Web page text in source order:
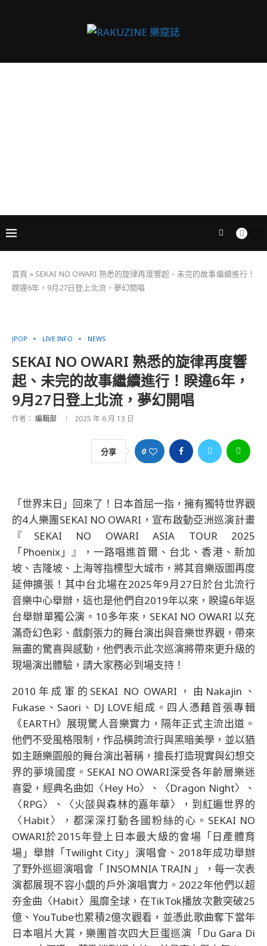
首頁 » SEKAI NO OWARI 熟悉的旋律再度響起、未完的故事繼續進行！
睽違6年，9月27日登上北流，夢幻開唱
JPOP LIVE INFO NEWS
SEKAI NO OWARI 熟悉的旋律再度響
起、未完的故事繼續進行！睽違6年，
9月27日登上北流，夢幻開唱
作者： 編輯部 2025 年 6 月 13 日
分享 0
「世界末日」回來了！日本首屈一指，擁有獨特世界觀
的4人樂團SEKAI NO OWARI，宣布啟動亞洲巡演計畫
『SEKAI NO OWARI ASIA TOUR 2025
「Phoenix」』，一路唱進首爾、台北、香港、新加
坡、吉隆坡、上海等指標型大城市，將其音樂版圖再度
延伸擴張！其中台北場在2025年9月27日於台北流行
音樂中心舉辦，這也是他們自2019年以來，睽違6年返
台舉辦單獨公演。10多年來，SEKAI NO OWARI 以充
滿奇幻色彩、戲劇張力的舞台演出與音樂世界觀，帶來
無盡的驚喜與感動，他們表示此次巡演將帶來更升級的
現場演出體驗，請大家務必到場支持！
2010年成軍的SEKAI NO OWARI，由Nakajin、
Fukase、Saori、DJ LOVE組成。四人憑藉首張專輯
《EARTH》展現驚人音樂實力，隔年正式主流出道。
他們不受風格限制，作品橫跨流行與黑暗美學，並以猶
如主題樂園般的舞台演出著稱，擅長打造現實與幻想交
界的夢境國度。SEKAI NO OWARI深受各年齡層樂迷
喜愛，經典名曲如〈Hey Ho〉、〈Dragon Night〉、
〈RPG〉、〈火燄與森林的嘉年華〉，到紅遍世界的
〈Habit〉，都深深打動各國粉絲的心。SEKAI NO
OWARI於2015年登上日本最大級的會場「日產體育
場」舉辦「Twilight City」演唱會、2018年成功舉辦
了野外巡迴演唱會「 INSOMNIA TRAIN 」，每一次表
演都展現不容小覷的戶外演唱實力。2022年他們以超
夯金曲〈Habit〉風靡全球，在TikTok播放次數突破25
億、YouTube也累積2億次觀看，並憑此歌曲奪下當年
日本唱片大賞，樂團首次四大巨蛋巡演「Du Gara Di